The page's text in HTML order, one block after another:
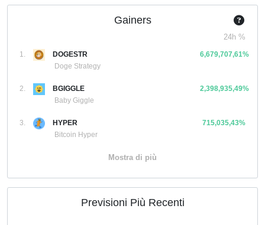
Gainers
24h %
1.
DOGESTR
Doge Strategy
6,679,707,61%
2.
BGIGGLE
Baby Giggle
2,398,935,49%
3.
HYPER
Bitcoin Hyper
715,035,43%
Mostra di più
Previsioni Più Recenti